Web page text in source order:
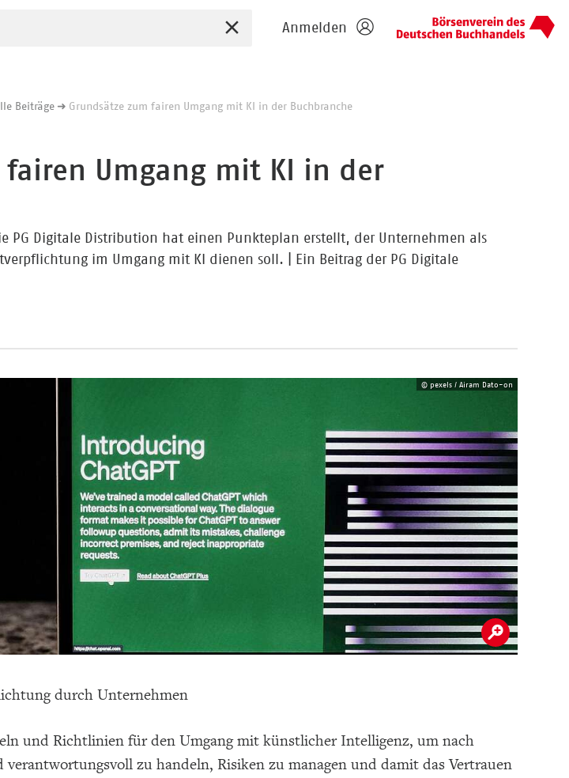
Sucheingabe zurücksetzen
Anmelden
Beiträge Grundsätze zum fairen Umgang mit KI in der Buchbranche
fairen Umgang mit KI in der
PG Digitale Distribution hat einen Punkteplan erstellt, der Unternehmen als
im Umgang mit KI dienen soll. | Ein Beitrag der PG Digitale
© pexels / Airam Dato-on
durch Unternehmen
und Richtlinien für den Umgang mit künstlicher Intelligenz, um nach
zu handeln, Risiken zu managen und damit das Vertrauen